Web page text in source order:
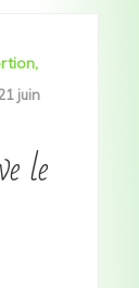
juin
le